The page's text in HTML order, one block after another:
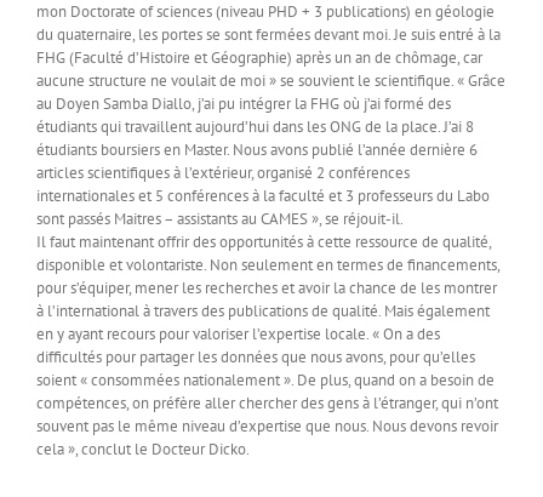
mon Doctorate of sciences (niveau PHD + 3 publications) en géologie
du quaternaire, les portes se sont fermées devant moi. Je suis entré à la
FHG (Faculté d’Histoire et Géographie) après un an de chômage, car
aucune structure ne voulait de moi » se souvient le scientifique. « Grâce
au Doyen Samba Diallo, j’ai pu intégrer la FHG où j’ai formé des
étudiants qui travaillent aujourd’hui dans les ONG de la place. J’ai 8
étudiants boursiers en Master. Nous avons publié l’année dernière 6
articles scientifiques à l’extérieur, organisé 2 conférences
internationales et 5 conférences à la faculté et 3 professeurs du Labo
sont passés Maitres – assistants au CAMES », se réjouit-il.
Il faut maintenant offrir des opportunités à cette ressource de qualité,
disponible et volontariste. Non seulement en termes de financements,
pour s’équiper, mener les recherches et avoir la chance de les montrer
à l’international à travers des publications de qualité. Mais également
en y ayant recours pour valoriser l’expertise locale. « On a des
difficultés pour partager les données que nous avons, pour qu’elles
soient « consommées nationalement ». De plus, quand on a besoin de
compétences, on préfère aller chercher des gens à l’étranger, qui n’ont
souvent pas le même niveau d’expertise que nous. Nous devons revoir
cela », conclut le Docteur Dicko.